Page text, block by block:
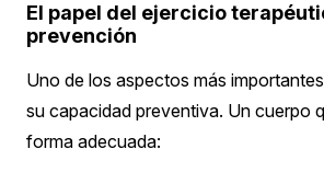
El papel del ejercicio
prevención
Uno de los aspectos más
su capacidad preventiva. Un cuerpo
forma adecuada: